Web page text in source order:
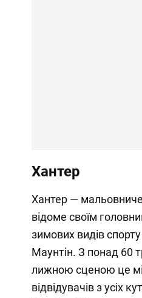
Хантер
Хантер — мальовниче
відоме своїм
зимових видів
Маунтін. З понад 60
лижною сценою це
відвідувачів з усіх